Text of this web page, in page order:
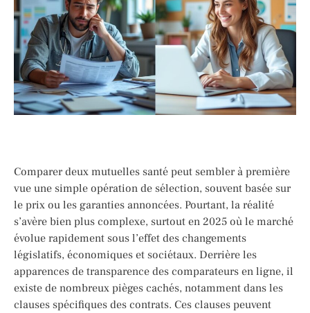
Comparer deux mutuelles santé peut sembler à première
vue une simple opération de sélection, souvent basée sur
le prix ou les garanties annoncées. Pourtant, la réalité
s’avère bien plus complexe, surtout en 2025 où le marché
évolue rapidement sous l’effet des changements
législatifs, économiques et sociétaux. Derrière les
apparences de transparence des comparateurs en ligne, il
existe de nombreux pièges cachés, notamment dans les
clauses spécifiques des contrats. Ces clauses peuvent